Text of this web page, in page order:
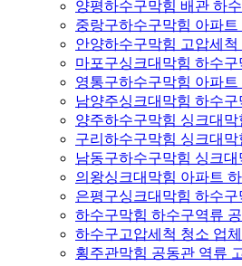
양평하수구막힘 배관 하
중랑구하수구막힘 아파
안양하수구막힘 고압세척
마포구싱크대막힘 하수구
영통구하수구막힘 아파
남양주싱크대막힘 하수구
양주하수구막힘 싱크대막
구리하수구막힘 싱크대
남동구하수구막힘 싱크대
의왕싱크대막힘 아파트
은평구싱크대막힘 하수
하수구막힘 하수구역류
하수구고압세척 청소 업체
횡주관막힘 공동관 역류